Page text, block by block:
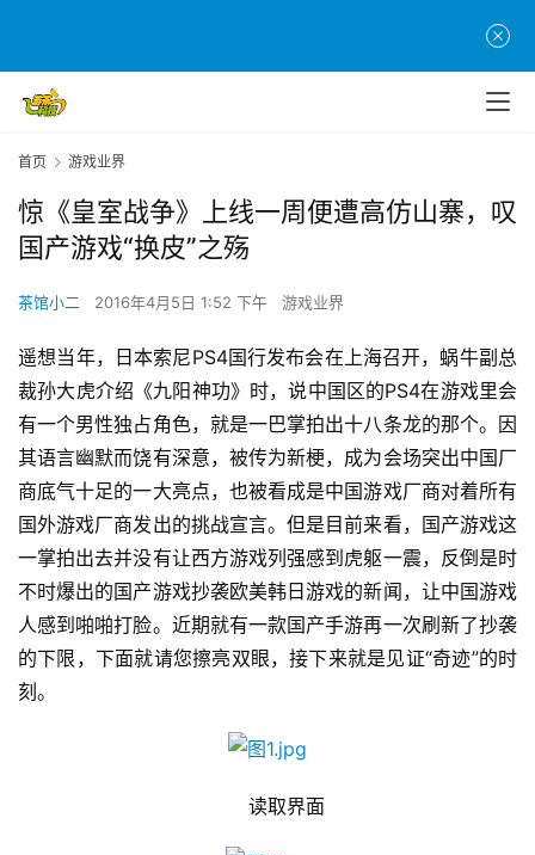
首页 游戏业界
惊《皇室战争》上线一周便遭高仿山寨，叹
国产游戏“换皮”之殇
茶馆小二 2016年4月5日 1:52 下午 游戏业界
遥想当年，日本索尼PS4国行发布会在上海召开，蜗牛副总
裁孙大虎介绍《九阳神功》时，说中国区的PS4在游戏里会
有一个男性独占角色，就是一巴掌拍出十八条龙的那个。因
其语言幽默而饶有深意，被传为新梗，成为会场突出中国厂
商底气十足的一大亮点，也被看成是中国游戏厂商对着所有
国外游戏厂商发出的挑战宣言。但是目前来看，国产游戏这
一掌拍出去并没有让西方游戏列强感到虎躯一震，反倒是时
不时爆出的国产游戏抄袭欧美韩日游戏的新闻，让中国游戏
人感到啪啪打脸。近期就有一款国产手游再一次刷新了抄袭
的下限，下面就请您擦亮双眼，接下来就是见证“奇迹”的时
刻。
读取界面